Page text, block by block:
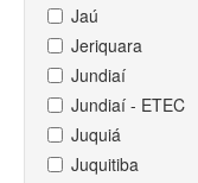
Jaú
Jeriquara
Jundiaí
Jundiaí - ETEC
Juquiá
Juquitiba